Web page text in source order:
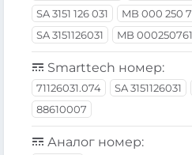
SA 3151 126 031
MB 000 250
SA 3151126031
MB
Smarttech номер:
71126031.074 SA 3151126031
88610007
Аналог номер: